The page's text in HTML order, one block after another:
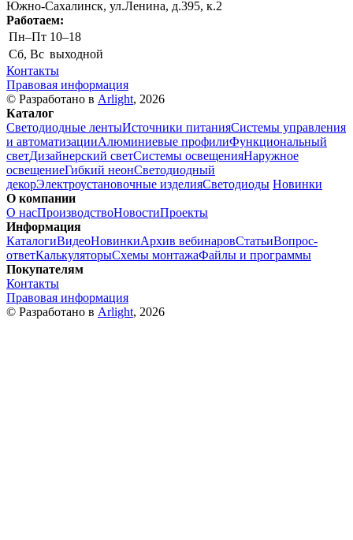
Южно-Сахалинск, ул.Ленина, д.395, к.2
Работаем:
Пн–Пт 10–18
Сб, Вс выходной
Контакты
Правовая информация
© Разработано в Arlight, 2026
Каталог
Светодиодные лентыИсточники питанияСистемы управления
и автоматизацииАлюминиевые профилиФункциональный
светДизайнерский светСистемы освещенияНаружное
освещениеГибкий неонСветодиодный
декорЭлектроустановочные изделияСветодиоды Новинки
О компании
О насПроизводствоНовостиПроекты
Информация
КаталогиВидеоНовинкиАрхив вебинаровСтатьиВопрос-
ответКалькуляторыСхемы монтажаФайлы и программы
Покупателям
Контакты
Правовая информация
© Разработано в Arlight, 2026